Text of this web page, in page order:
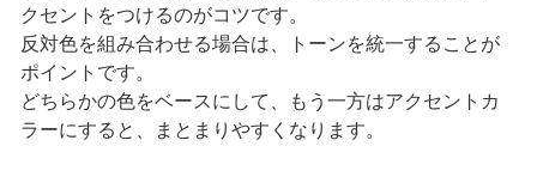
クセントをつけるのがコツです。
反対色を組み合わせる場合は、トーンを統一することが
ポイントです。
どちらかの色をベースにして、もう一方はアクセントカ
ラーにすると、まとまりやすくなります。